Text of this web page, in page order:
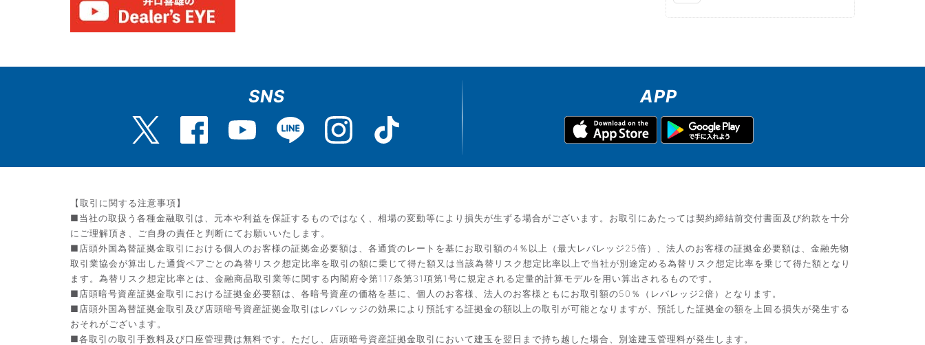
SNS APP
【取引に関する注意事項】
■当社の取扱う各種金融取引は、元本や利益を保証するものではなく、相場の変動等により損失が生ずる場合がございます。お取引にあたっては契約締結前交付書面及び約款を十分
にご理解頂き、ご自身の責任と判断にてお願いいたします。
■店頭外国為替証拠金取引における個人のお客様の証拠金必要額は、各通貨のレートを基にお取引額の4％以上（最大レバレッジ25倍）、法人のお客様の証拠金必要額は、金融先物
取引業協会が算出した通貨ペアごとの為替リスク想定比率を取引の額に乗じて得た額又は当該為替リスク想定比率以上で当社が別途定める為替リスク想定比率を乗じて得た額となり
ます。為替リスク想定比率とは、金融商品取引業等に関する内閣府令第117条第31項第1号に規定される定量的計算モデルを用い算出されるものです。
■店頭暗号資産証拠金取引における証拠金必要額は、各暗号資産の価格を基に、個人のお客様、法人のお客様ともにお取引額の50％（レバレッジ2倍）となります。
■店頭外国為替証拠金取引及び店頭暗号資産証拠金取引はレバレッジの効果により預託する証拠金の額以上の取引が可能となりますが、預託した証拠金の額を上回る損失が発生する
おそれがございます。
■各取引の取引手数料及び口座管理費は無料です。ただし、店頭暗号資産証拠金取引において建玉を翌日まで持ち越した場合、別途建玉管理料が発生します。